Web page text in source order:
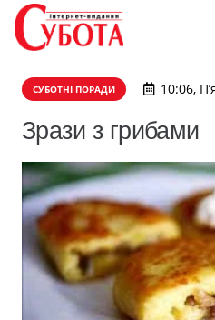
СУБОТНІ ПОРАДИ 10:06,
Зрази з грибами